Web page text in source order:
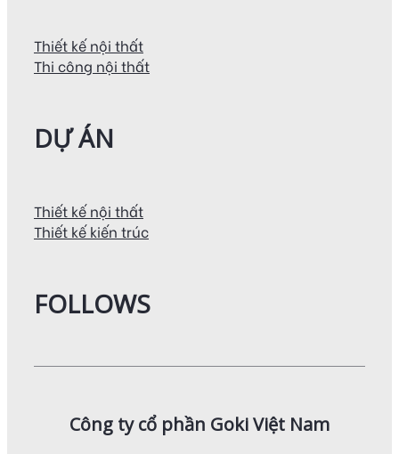
Thiết kế nội thất
Thi công nội thất
DỰ ÁN
Thiết kế nội thất
Thiết kế kiến trúc
FOLLOWS
Công ty cổ phần Goki Việt Nam